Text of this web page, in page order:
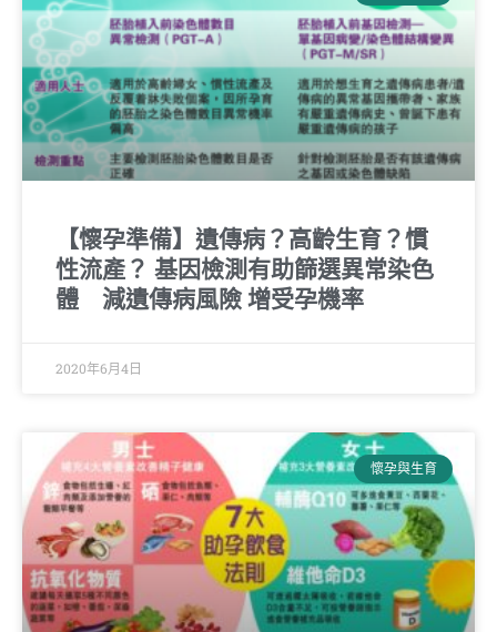
【懷孕準備】遺傳病？高齡生育？慣
性流產？ 基因檢測有助篩選異常染色
體 減遺傳病風險 增受孕機率
2020年6月4日
懷孕與生育